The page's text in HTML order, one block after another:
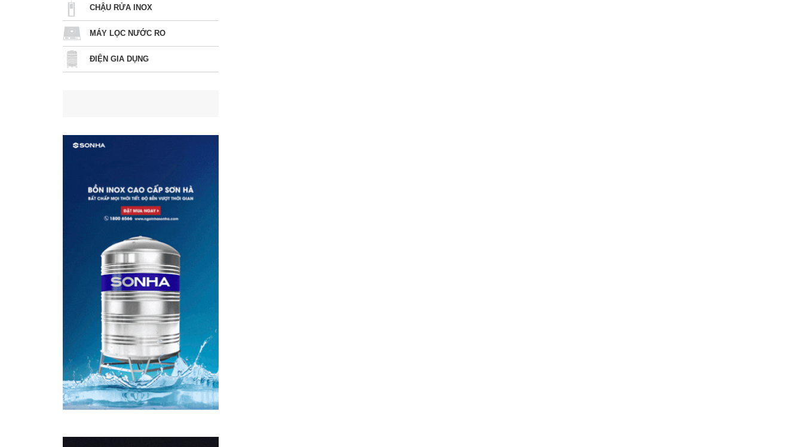
CHẬU RỬA INOX
MÁY LỌC NƯỚC RO
ĐIỆN GIA DỤNG